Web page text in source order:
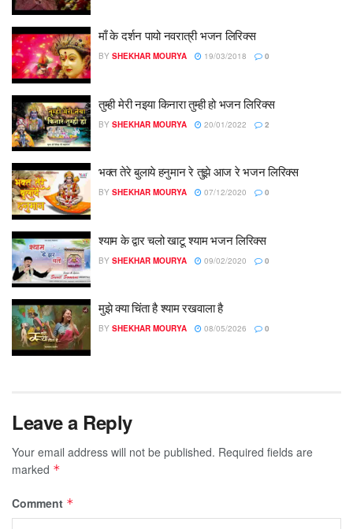
माँ के दर्शन पायो नवरात्री भजन लिरिक्स
BY SHEKHAR MOURYA 19/03/2018 0
तुम्ही मेरी नइया किनारा तुम्ही हो भजन लिरिक्स
BY SHEKHAR MOURYA 20/01/2022 2
भक्त तेरे बुलाये हनुमान रे तुझे आज रे भजन लिरिक्स
BY SHEKHAR MOURYA 07/12/2020 0
श्याम के द्वार चलो खाटू श्याम भजन लिरिक्स
BY SHEKHAR MOURYA 09/02/2020 0
मुझे क्या चिंता है श्याम रखवाला है
BY SHEKHAR MOURYA 08/05/2026 0
Leave a Reply
Your email address will not be published. Required fields are
marked *
Comment *